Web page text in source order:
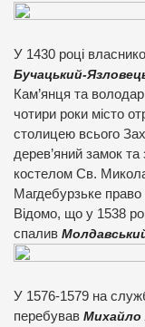
У 1430 році
Бучацький-
Кам’янця та
чотири роки місто
столицею всього
дерев’яний замок
костелом Св.
Магдебурзьке право
Відомо, що у 1538
спалив
У 1576-1579 на
перебував Михайло